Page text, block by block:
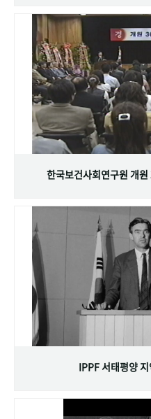
한국보건사회연구원 개
IPPF 서태평양